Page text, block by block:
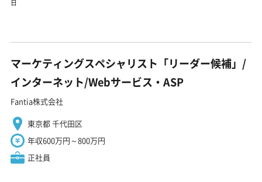
日
マーケティングスペシャリスト「リーダー候補」/
インターネット/Webサービス・ASP
Fantia株式会社
東京都 千代田区
年収600万円～800万円
正社員